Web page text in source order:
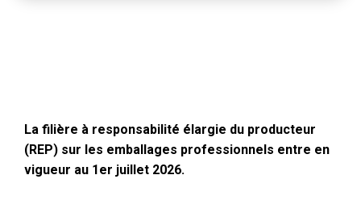
La filière à responsabilité élargie du producteur
(REP) sur les emballages professionnels entre en
vigueur au 1er juillet 2026.